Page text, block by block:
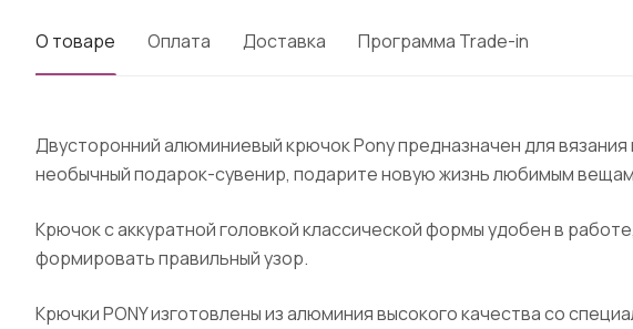
О товаре Оплата Доставка Программа Trade-in
Двусторонний алюминиевый крючок Pony предназначен для
необычный подарок-сувенир, подарите новую жизнь любимым
Крючок с аккуратной головкой классической формы удобен в
формировать правильный узор.
Крючки PONY изготовлены из алюминия высокого качества со